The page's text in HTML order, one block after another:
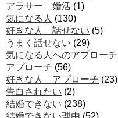
アラサー 婚活 (1)
気になる人 (130)
好きな人 話せない (5)
うまく話せない (29)
気になる人へのアプローチ
アプローチ (56)
好きな人 アプローチ (23)
告白されたい (2)
結婚できない (238)
結婚できない理由 (52)